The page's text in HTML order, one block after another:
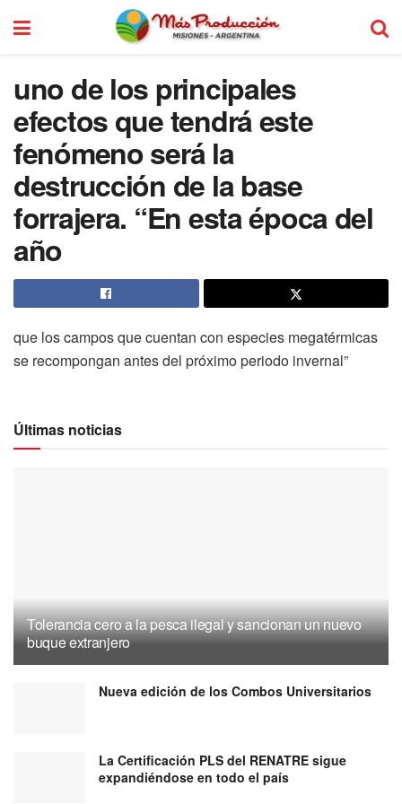
uno de los principales
efectos que tendrá este
fenómeno será la
destrucción de la base
forrajera. “En esta época del
año
que los campos que cuentan con especies megatérmicas
se recompongan antes del próximo periodo invernal”
Últimas noticias
Tolerancia cero a la pesca ilegal y sancionan un nuevo
buque extranjero
Nueva edición de los Combos Universitarios
La Certificación PLS del RENATRE sigue
expandiéndose en todo el país